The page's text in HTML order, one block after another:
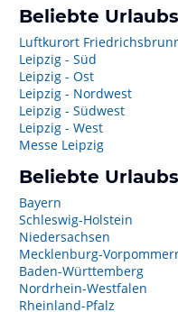
Beliebte
Luftkurort
Leipzig - Süd
Leipzig - Ost
Leipzig - Nordwest
Leipzig - Südwest
Leipzig - West
Messe Leipzig
Beliebte
Bayern
Schleswig-Holstein
Niedersachsen
Mecklenburg-
Baden-Württemberg
Nordrhein-Westfalen
Rheinland-Pfalz